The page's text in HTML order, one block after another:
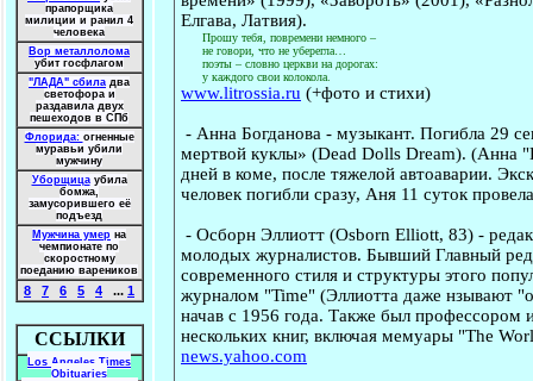
прапорщика
милиции и ранил 4
человека
Вор металлолома
убит госфлагом
"ЛАДА" сбила два
светофора и
раздавила двух
пешеходов в СПб
Флорида: огненные
муравьи убили
мужчину
Уборщицаубила
бомжа,
замусорившего её
подъезд
Мужчина умер на
чемпионате по
скоростному
поеданию вареников
8 7 6 5 4 ...1
ССЫЛКИ
Los Angeles Times
Obituaries
Елгава, Латвия).
Прошу тебя, повремени немного –
не говори, что не уберегла…
поэты – словно церкви на дорогах:
у каждого свои колокола.
www.litrossia.ru (+фото и стихи)
- Анна Богданова - музыкант. Погибла 29
мертвой куклы» (Dead Dolls Dream). (Анна
дней в коме, после тяжелой автоаварии.
человек погибли сразу, Аня 11 суток
-Осборн Эллиотт (Osborn Elliott, 83) -
молодых журналистов. Бывший Главный
современного стиля и структуры этого
журналом "Time" (Эллиотта даже нзывают
начав с 1956 года. Также был профессором
нескольких книг, включая мемуары "The
news.yahoo.com